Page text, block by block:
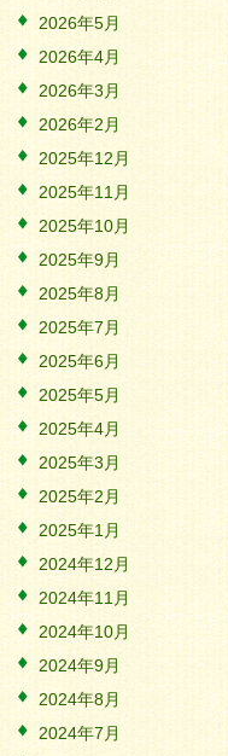
2026年5月
2026年4月
2026年3月
2026年2月
2025年12月
2025年11月
2025年10月
2025年9月
2025年8月
2025年7月
2025年6月
2025年5月
2025年4月
2025年3月
2025年2月
2025年1月
2024年12月
2024年11月
2024年10月
2024年9月
2024年8月
2024年7月